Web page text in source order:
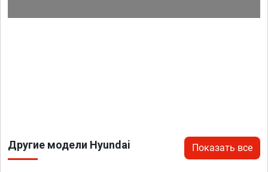
Другие модели Hyundai Показать все